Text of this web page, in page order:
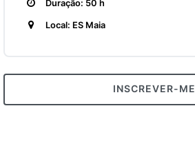
Duração: 50 h
Local: ES Maia
INSCREVER-ME